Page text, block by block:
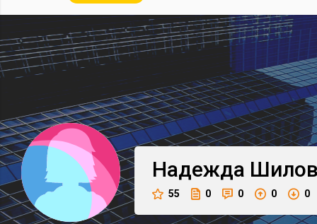
Надежда
55 0 0 0 0